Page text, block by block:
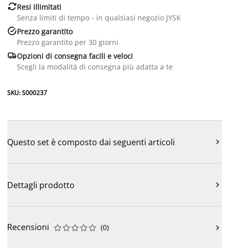
Resi illimitati
Senza limiti di tempo - in qualsiasi negozio JYSK
Prezzo garantito
Prezzo garantito per 30 giorni
Opzioni di consegna facili e veloci
Scegli la modalità di consegna più adatta a te
SKU: S000237
Questo set è composto dai seguenti articoli 
Dettagli prodotto 
Recensioni 




 (0) 